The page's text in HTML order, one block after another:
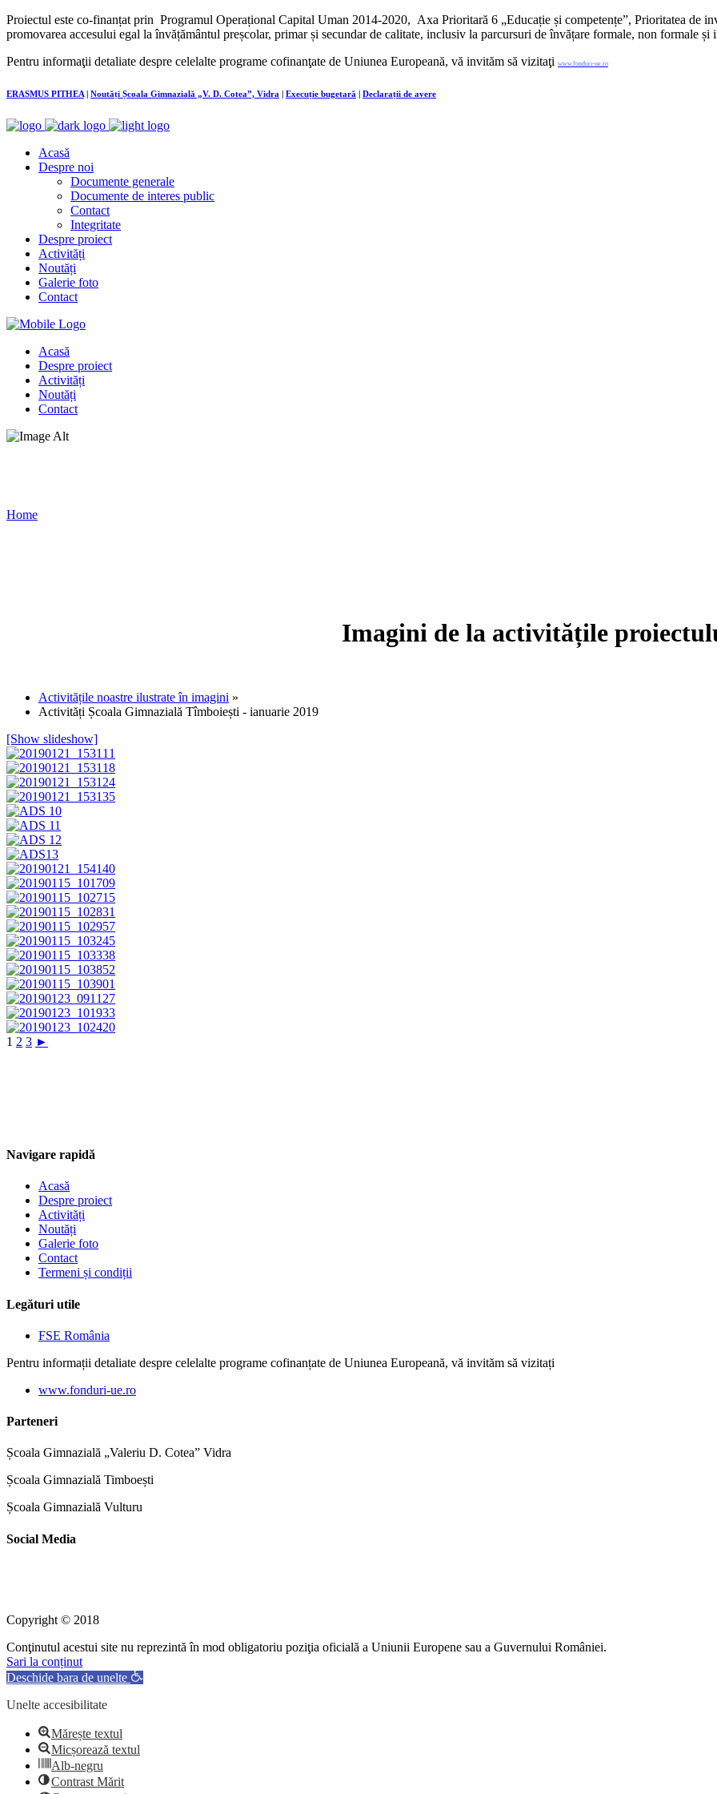
Proiectul este co-finanțat prin Programul Operațional Capital Uman 2014-2020, Axa Prioritară 6 „Educație și competențe”, Prioritatea de
promovarea accesului egal la învățământul preșcolar, primar și secundar de calitate, inclusiv la parcursuri de învățare formale, non formale
Pentru informaţii detaliate despre celelalte programe cofinanţate de Uniunea Europeană, vă invităm să vizitaţi www.fonduri-ue.ro
ERASMUS PITHEA | Noutăți Școala Gimnazială „V. D. Cotea”, Vidra | Execuție bugetară | Declarații de avere
Acasă
Despre noi
Documente generale
Documente de interes public
Contact
Integritate
Despre proiect
Activități
Noutăți
Galerie foto
Contact
Acasă
Despre proiect
Activități
Noutăți
Contact
Home
Imagini de la activitățile
Activitățile noastre ilustrate în imagini »
Activități Școala Gimnazială Tîmboiești - ianuarie 2019
[Show slideshow]
1 2 3 ►
Navigare rapidă
Acasă
Despre proiect
Activități
Noutăți
Galerie foto
Contact
Termeni și condiții
Legături utile
FSE România
Pentru informații detaliate despre celelalte programe cofinanțate de Uniunea Europeană, vă invităm să vizitați
www.fonduri-ue.ro
Parteneri
Școala Gimnazială „Valeriu D. Cotea” Vidra
Școala Gimnazială Timboești
Școala Gimnazială Vulturu
Social Media
Copyright © 2018
Conţinutul acestui site nu reprezintă în mod obligatoriu poziţia oficială a Uniunii Europene sau a Guvernului României.
Sari la conținut
Deschide bara de unelte
Unelte accesibilitate
Mărește textul
Micșorează textul
Alb-negru
Contrast Mărit